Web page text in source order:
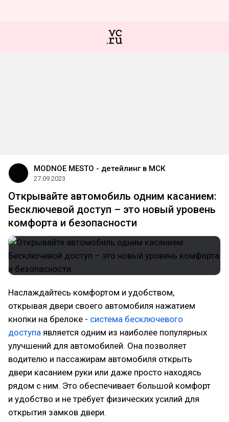
MODNOE MESTO - детейлинг в МСК
27.09.2023
Открывайте автомобиль одним касанием:
Бесключевой доступ – это новый уровень
комфорта и безопасности
Наслаждайтесь комфортом и удобством,
открывая двери своего автомобиля нажатием
кнопки на брелоке - система бесключевого
доступа является одним из наиболее популярных
улучшений для автомобилей. Она позволяет
водителю и пассажирам автомобиля открыть
двери касанием руки или даже просто находясь
рядом с ним. Это обеспечивает большой комфорт
и удобство и не требует физических усилий для
открытия замков двери.